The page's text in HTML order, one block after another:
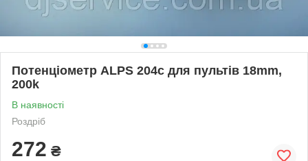
Потенціометр ALPS 204c для пультів 18mm,
200k
В наявності
Роздріб
272 ₴